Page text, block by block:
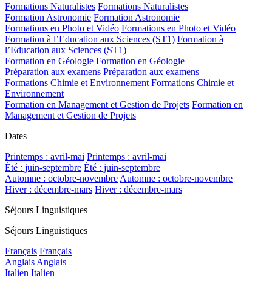
Formations Naturalistes Formations Naturalistes
Formation Astronomie Formation Astronomie
Formations en Photo et Vidéo Formations en Photo et Vidéo
Formation à l’Education aux Sciences (ST1) Formation à
l’Education aux Sciences (ST1)
Formation en Géologie Formation en Géologie
Préparation aux examens Préparation aux examens
Formations Chimie et Environnement Formations Chimie et
Environnement
Formation en Management et Gestion de Projets Formation en
Management et Gestion de Projets
Dates
Printemps : avril-mai Printemps : avril-mai
Été : juin-septembre Été : juin-septembre
Automne : octobre-novembre Automne : octobre-novembre
Hiver : décembre-mars Hiver : décembre-mars
Séjours Linguistiques
Séjours Linguistiques
Français Français
Anglais Anglais
Italien Italien